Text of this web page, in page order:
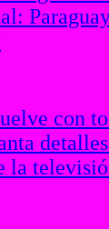
con
la